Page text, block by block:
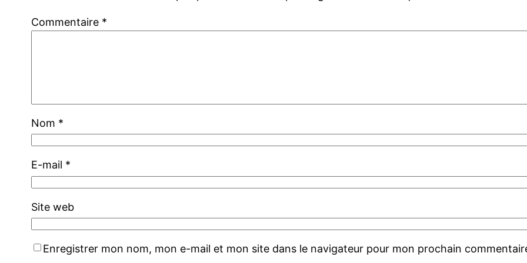
Commentaire *
Nom *
E-mail *
Site web
Enregistrer mon nom, mon e-mail et mon site dans le navigateur pour mon prochain